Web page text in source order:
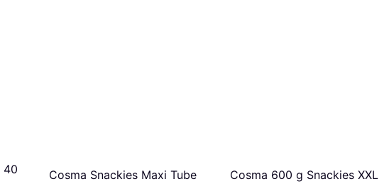
40
Cosma Snackies Maxi Tube
Cosma 600 g Snackies XXL